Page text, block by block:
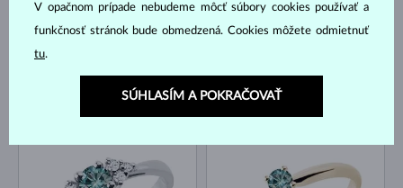
1 300 €
BIELE ZLATO
DIAMANT MODRÝ & DIAMANT
V opačnom prípade nebudeme môcť súbory cookies používať a
funkčnosť stránok bude obmedzená. Cookies môžete odmietnuť
tu.
SÚHLASÍM A POKRAČOVAŤ